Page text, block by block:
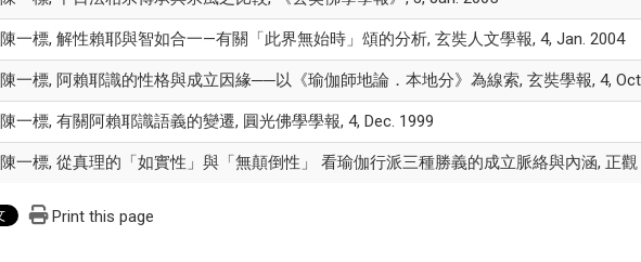
陳一標, 解性賴耶與智如合一—有關「此界無始時」頌的分析, 玄奘人文學報, 4, Jan. 2004
陳一標, 阿賴耶識的性格與成立因緣──以《瑜伽師地論．本地分》為線索, 玄奘學報, 4,
陳一標, 有關阿賴耶識語義的變遷, 圓光佛學學報, 4, Dec. 1999
陳一標, 從真理的「如實性」與「無顛倒性」 看瑜伽行派三種勝義的成立脈絡與內涵, 正觀
Print this page